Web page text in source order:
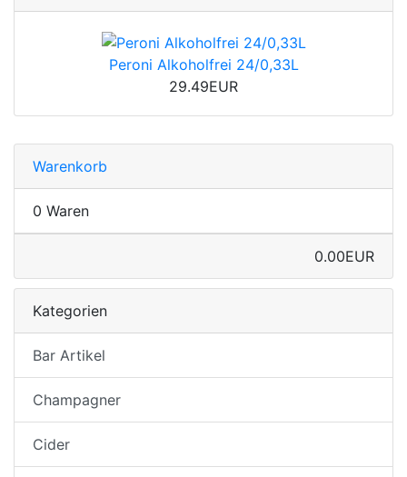
Peroni Alkoholfrei 24/0,33L
29.49EUR
Warenkorb
0 Waren
0.00EUR
Kategorien
Bar Artikel
Champagner
Cider